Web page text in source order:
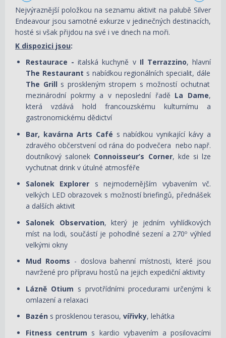
Nejvýraznější položkou na seznamu aktivit na palubě Silver
Endeavour jsou samotné exkurze v jedinečných destinacích,
hosté si však přijdou na své i ve dnech na moři.
K dispozici jsou:
Restaurace - italská kuchyně vIl Terrazzino, hlavní
The Restaurant s nabídkou regionálních specialit, dále
The Grill s proskleným stropem s možností ochutnat
mezinárodní pokrmy a v neposlední řadě La Dame,
která vzdává hold francouzskému kulturnímu a
gastronomickému dědictví
Bar, kavárna Arts Café s nabídkou vynikající kávy a
zdravého občerstvení od rána do podvečera nebo např.
doutníkový salonek Connoisseur’s Corner, kde si lze
vychutnat drink v útulné atmosféře
Salonek Explorer s nejmodernějším vybavením vč.
velkých LED obrazovek s možností briefingů, přednášek
a dalších aktivit
Salonek Observation, který je jedním vyhlídkových
míst na lodi, součástí je pohodlné sezení a 270º výhled
velkými okny
Mud Rooms - doslova bahenní místnosti, které jsou
navržené pro přípravu hostů na jejich expediční aktivity
Lázně Otium s prvotřídními procedurami určenými k
omlazení a relaxaci
Bazén s prosklenou terasou, vířivky, lehátka
Fitness centrum s kardio vybavením a posilovacími